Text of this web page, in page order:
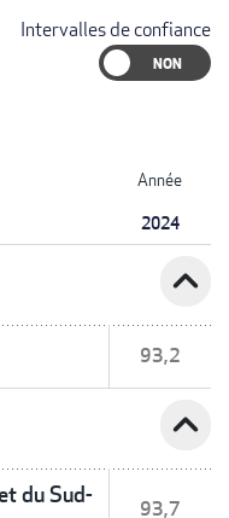
Intervalles de confiance
Année
2024
expand_less
93,2
expand_less
du Sud-
93,7